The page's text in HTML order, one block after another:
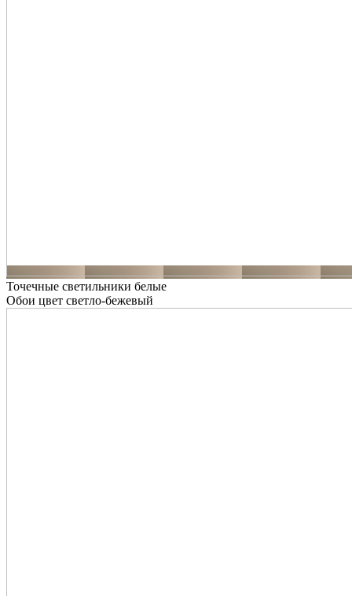
Точечные светильники белые
Обои цвет светло-бежевый